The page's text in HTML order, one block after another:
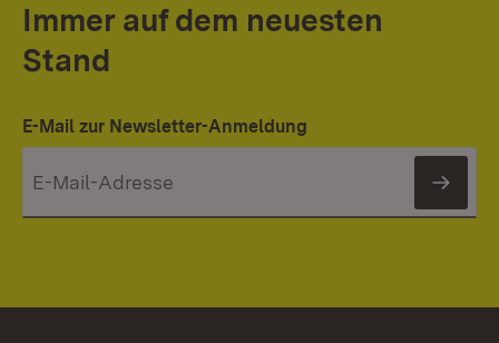
Immer auf dem neuesten
Stand
E-Mail zur Newsletter-Anmeldung